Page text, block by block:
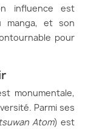
influence est
manga, et son
pour
monumentale,
Parmi ses
Atom) est